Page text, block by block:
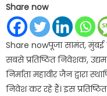
Share now
Share nowपूजा सामंत,
सबसे प्रतिष्ठित निवेशक,
निर्माता महावीर जैन द्वारा
निवेश कर रहे हैं। इस